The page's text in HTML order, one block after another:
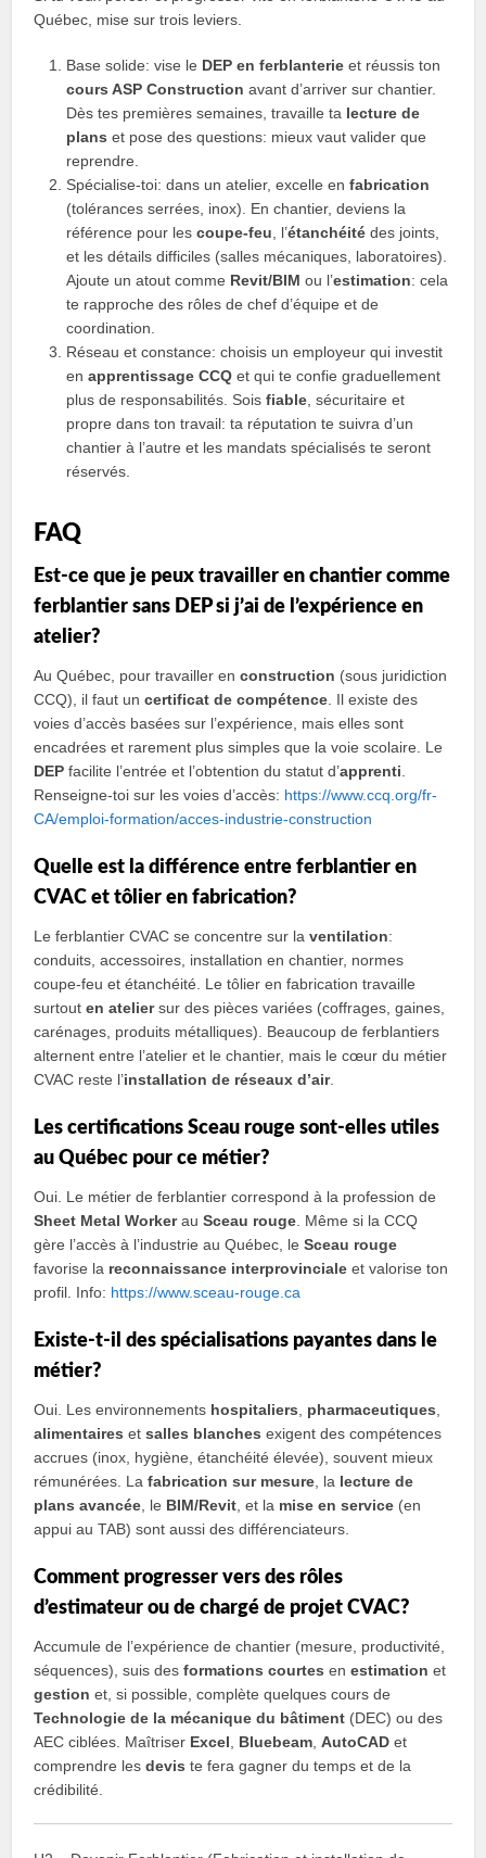
Québec, mise sur trois leviers.
Base solide: vise le DEP en ferblanterie et réussis ton
cours ASP Construction avant d’arriver sur chantier.
Dès tes premières semaines, travaille ta lecture de
plans et pose des questions: mieux vaut valider que
reprendre.
Spécialise-toi: dans un atelier, excelle enfabrication
(tolérances serrées, inox). En chantier, deviens la
référence pour lescoupe-feu , l’étanchéité des joints,
et les détails difficiles (salles mécaniques, laboratoires).
Ajoute un atout comme Revit/BIM ou l’estimation: cela
te rapproche des rôles de chef d’équipe et de
coordination.
Réseau et constance: choisis un employeur qui investit
enapprentissage CCQ et qui te confie graduellement
plus de responsabilités. Soisfiable , sécuritaire et
propre dans ton travail: ta réputation te suivra d’un
chantier à l’autre et les mandats spécialisés te seront
réservés.
FAQ
Est-ce que je peux travailler en chantier comme
ferblantier sans DEP si j’ai de l’expérience en
atelier?
Au Québec, pour travailler enconstruction (sous juridiction
CCQ), il faut uncertificat de compétence . Il existe des
voies d’accès basées sur l’expérience, mais elles sont
encadrées et rarement plus simples que la voie scolaire. Le
DEP facilite l’entrée et l’obtention du statut d’apprenti
Renseigne-toi sur les voies d’accès: https://www.ccq.org/fr-
CA/emploi-formation/acces-industrie-construction
Quelle est la différence entre ferblantier en
CVAC et tôlier en fabrication?
Le ferblantier CVAC se concentre sur laventilation:
conduits, accessoires, installation en chantier, normes
coupe-feu et étanchéité. Le tôlier en fabrication travaille
surtouten ateliersur des pièces variées (coffrages, gaines,
carénages, produits métalliques). Beaucoup de ferblantiers
alternent entre l’atelier et le chantier, mais le cœur du métier
CVAC reste l’installation de réseaux d’air.
Les certifications Sceau rouge sont-elles utiles
au Québec pour ce métier?
Oui. Le métier de ferblantier correspond à la profession de
Sheet Metal WorkerauSceau rouge . Même si la CCQ
gère l’accès à l’industrie au Québec, leSceau rouge
favorise la reconnaissance interprovinciale et valorise ton
profil. Info: https://www.sceau-rouge.ca
Existe-t-il des spécialisations payantes dans le
métier?
Oui. Les environnements hospitaliers pharmaceutiques
alimentaires etsalles blanches exigent des compétences
accrues (inox, hygiène, étanchéité élevée), souvent mieux
rémunérées. Lafabrication sur mesure , la lecture de
plans avancée , le BIM/Revit , et la mise en service (en
appui au TAB) sont aussi des différenciateurs.
Comment progresser vers des rôles
d’estimateur ou de chargé de projet CVAC?
Accumule de l’expérience de chantier (mesure, productivité,
séquences), suis desformations courtes enestimation et
gestion et, si possible, complète quelques cours de
Technologie de la mécanique du bâtiment (DEC) ou des
AEC ciblées. Maîtriser Excel Bluebeam ,AutoCAD et
comprendre lesdevis te fera gagner du temps et de la
crédibilité.